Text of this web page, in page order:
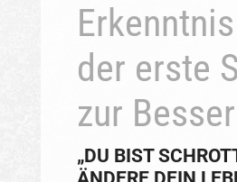
der erste
zur
„DU BIST